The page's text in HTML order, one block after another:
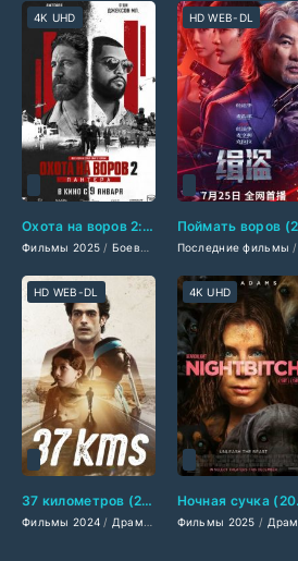
Охота на воров 2: Пантера (2025)
Фильмы 2025 / Боевики 2025 /Драмы 2025/
4K UHD
Последние фильмы /
HD WEB-DL
37 километров (2024)
Фильмы 2024 / Драмы 2024 /Последние
HD WEB-DL
Фильмы 2025 / Драмы 2025
4K UHD